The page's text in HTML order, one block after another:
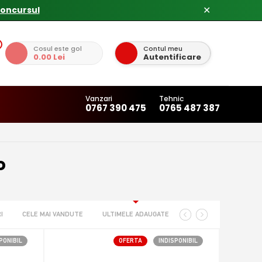
✕
Cosul este gol
0.00 Lei
Contul meu
Autentificare
Vanzari
0767 390 475
Tehnic
0765 487 387
CELE MAI VANDUTE ULTIMELE ADAUGATE
OFERTA